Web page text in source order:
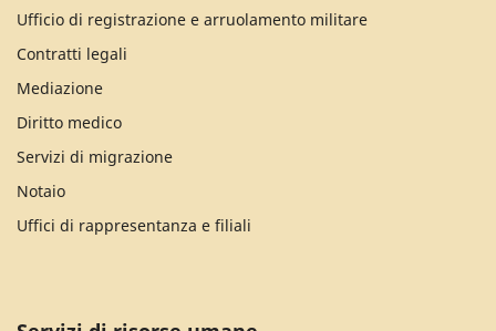
Ufficio di registrazione e arruolamento militare
Contratti legali
Mediazione
Diritto medico
Servizi di migrazione
Notaio
Uffici di rappresentanza e filiali